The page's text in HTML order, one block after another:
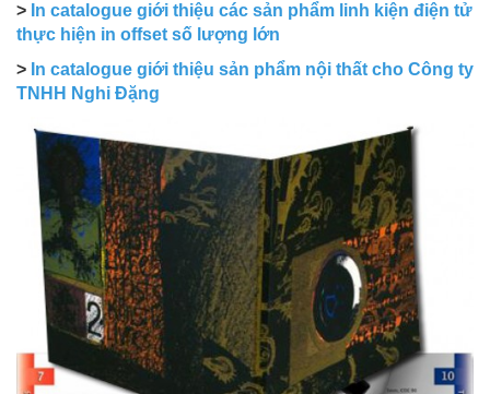
> In catalogue giới thiệu các sản phẩm linh kiện điện tử
thực hiện in offset số lượng lớn
> In catalogue giới thiệu sản phẩm nội thất cho Công ty
TNHH Nghi Đặng